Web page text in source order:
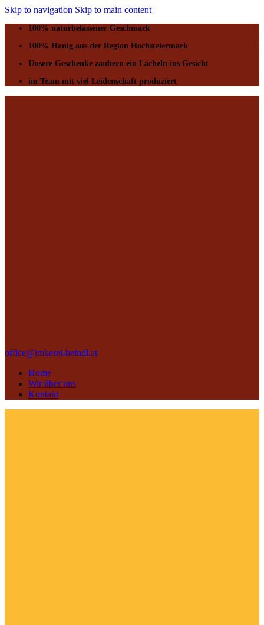
Skip to navigation Skip to main content
100% naturbelassener Geschmack
100% Honig aus der Region Hochsteiermark
Unsere Geschenke zaubern ein Lächeln ins Gesicht
im Team mit viel Leidenschaft produziert
office@imkerei-heindl.at
Home
Wir über uns
Kontakt